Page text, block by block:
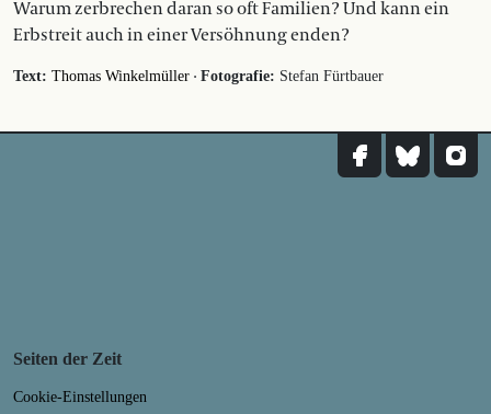
Warum zerbrechen daran so oft Familien? Und kann ein
Erbstreit auch in einer Versöhnung enden?
Text: Thomas Winkelmüller · Fotografie: Stefan Fürtbauer
Seiten der Zeit
Cookie-Einstellungen